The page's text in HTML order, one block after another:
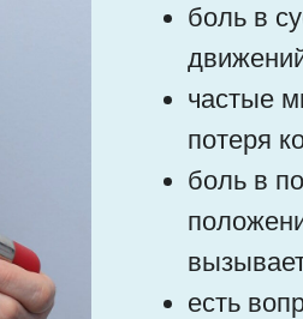
боль в
частые
потеря
боль в
есть